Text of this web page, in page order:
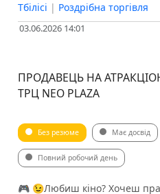
Тбілісі | Роздрібна торгівля
03.06.2026 14:01
ПРОДАВЕЦЬ НА
ТРЦ NEO PLAZA
Без резюме Має досвід
Повний робочий день
🎮 😉Любиш кіно? Хочеш